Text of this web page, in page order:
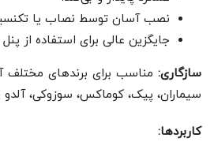
نصب آسان توسط نصاب یا
جایگزین عالی برای استفاده از
سازگاری: مناسب برای برندهای مختلف
سیماران، پیک، کوماکس، سوزوکی، آلدو
کاربردها: